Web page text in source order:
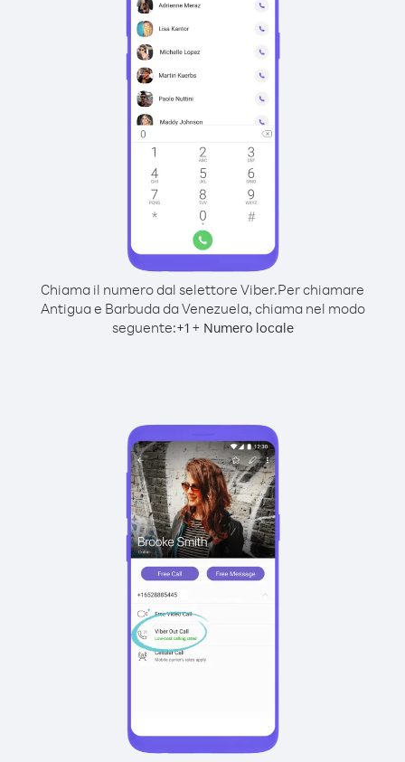
Chiama il numero dal selettore Viber.Per chiamare
Antigua e Barbuda da Venezuela, chiama nel modo
seguente:+1+ Numero locale